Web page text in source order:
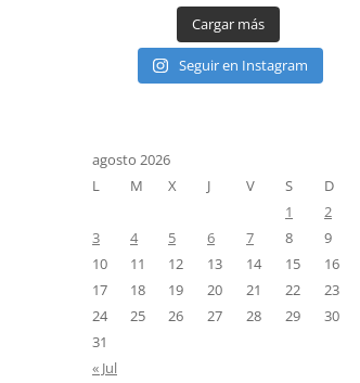
Cargar más
Seguir en Instagram
agosto 2026
L
M X J V S
D
1
2
3
4 5 6 7 8
9
10
11 12 13 14 15
16
17
18 19 20 21 22
23
24
25 26 27 28 29
30
31
« Jul